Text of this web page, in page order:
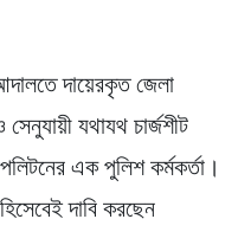
দায়েরকৃত জেলা
যথাযথ চার্জশীট
এক পুলিশ কর্মকর্তা।
দাবি করছেন